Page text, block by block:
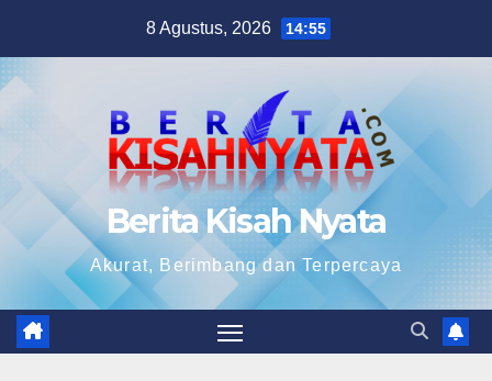
content
8 Agustus, 2026 14:55
Berita Kisah Nyata
Akurat, Berimbang dan Terpercaya